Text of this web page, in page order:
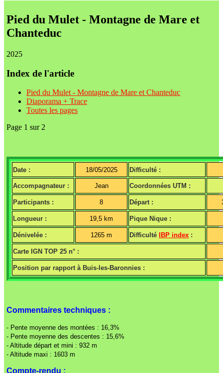
Pied du Mulet - Montagne de Mare et
Chanteduc
2025
Index de l'article
Pied du Mulet - Montagne de Mare et Chanteduc
Diaporama + Trace
Toutes les pages
Page 1 sur 2
Date : 18/05/2025 Difficulté :
Accompagnateur : Jean Coordonnées UTM :
Participants : 8 Départ :
Longueur : 19,5 km Pique Nique :
Dénivelée : 1265 m Difficulté IBP index :
Carte IGN TOP 25 n° :
Position par rapport à Buis-les-Baronnies :
Commentaires techniques :
- Pente moyenne des montées : 16,3%
- Pente moyenne des descentes : 15,6%
- Altitude départ et mini : 932 m
- Altitude maxi : 1603 m
Compte-rendu :